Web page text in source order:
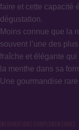
faire et cette capacité
dégustation.
Moins connue que la
souvent l’une des
fraîche et élégante
la menthe dans sa
Une gourmandise